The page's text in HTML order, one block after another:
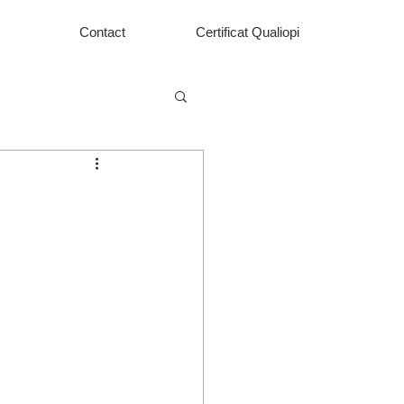
Contact Certificat Qualiopi